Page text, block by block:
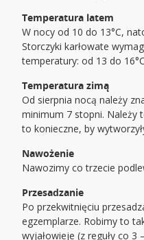
Temperatura latem
W nocy od 10 do 13°C,
Storczyki karłowate
temperatury: od 13 do
Temperatura zimą
Od sierpnia nocą należy
minimum 7 stopni. Należy
to konieczne, by
Nawożenie
Nawozimy co trzecie
Przesadzanie
Po przekwitnięciu
egzemplarze. Robimy to
wyjałowieje (z reguły co